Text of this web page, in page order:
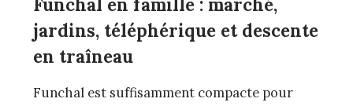
Funchal en famille : marché,
jardins, téléphérique et descente
en traîneau
Funchal est suffisamment compacte pour